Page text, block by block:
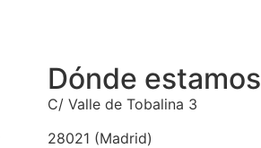
Dónde estamos
C/ Valle de Tobalina 3
28021 (Madrid)